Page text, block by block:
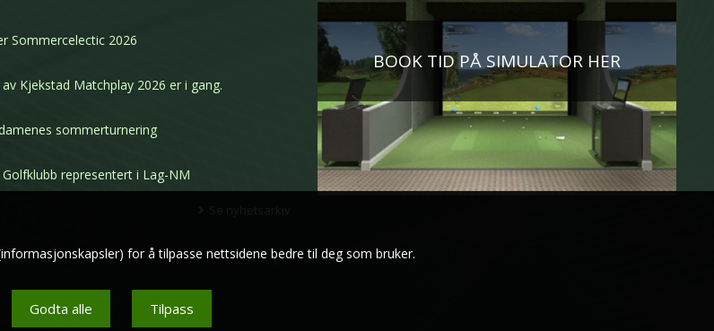
Sommercelectic 2026
av Kjekstad Matchplay 2026 er i gang.
sommerturnering
representert i Lag-NM
BOOK TID PÅ SIMULATOR HER
for å tilpasse nettsidene bedre til deg som bruker.
Godta alle Tilpass